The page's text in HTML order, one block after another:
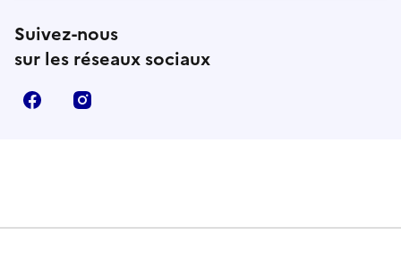
Suivez-nous
sur les réseaux sociaux
Facebook